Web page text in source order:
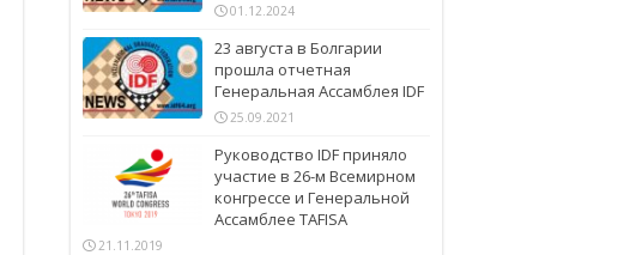
01.12.2024
23 августа в Болгарии
прошла отчетная
Генеральная Ассамблея IDF
25.09.2021
Руководство IDF приняло
участие в 26-м Всемирном
конгрессе и Генеральной
Ассамблее TAFISA
21.11.2019